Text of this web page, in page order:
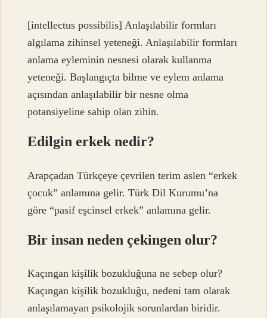
[intellectus possibilis] Anlaşılabilir formları
algılama zihinsel yeteneği. Anlaşılabilir formları
anlama eyleminin nesnesi olarak kullanma
yeteneği. Başlangıçta bilme ve eylem anlama
açısından anlaşılabilir bir nesne olma
potansiyeline sahip olan zihin.
Edilgin erkek nedir?
Arapçadan Türkçeye çevrilen terim aslen “erkek
çocuk” anlamına gelir. Türk Dil Kurumu’na
göre “pasif eşcinsel erkek” anlamına gelir.
Bir insan neden çekingen olur?
Kaçıngan kişilik bozukluğuna ne sebep olur?
Kaçıngan kişilik bozukluğu, nedeni tam olarak
anlaşılamayan psikolojik sorunlardan biridir.